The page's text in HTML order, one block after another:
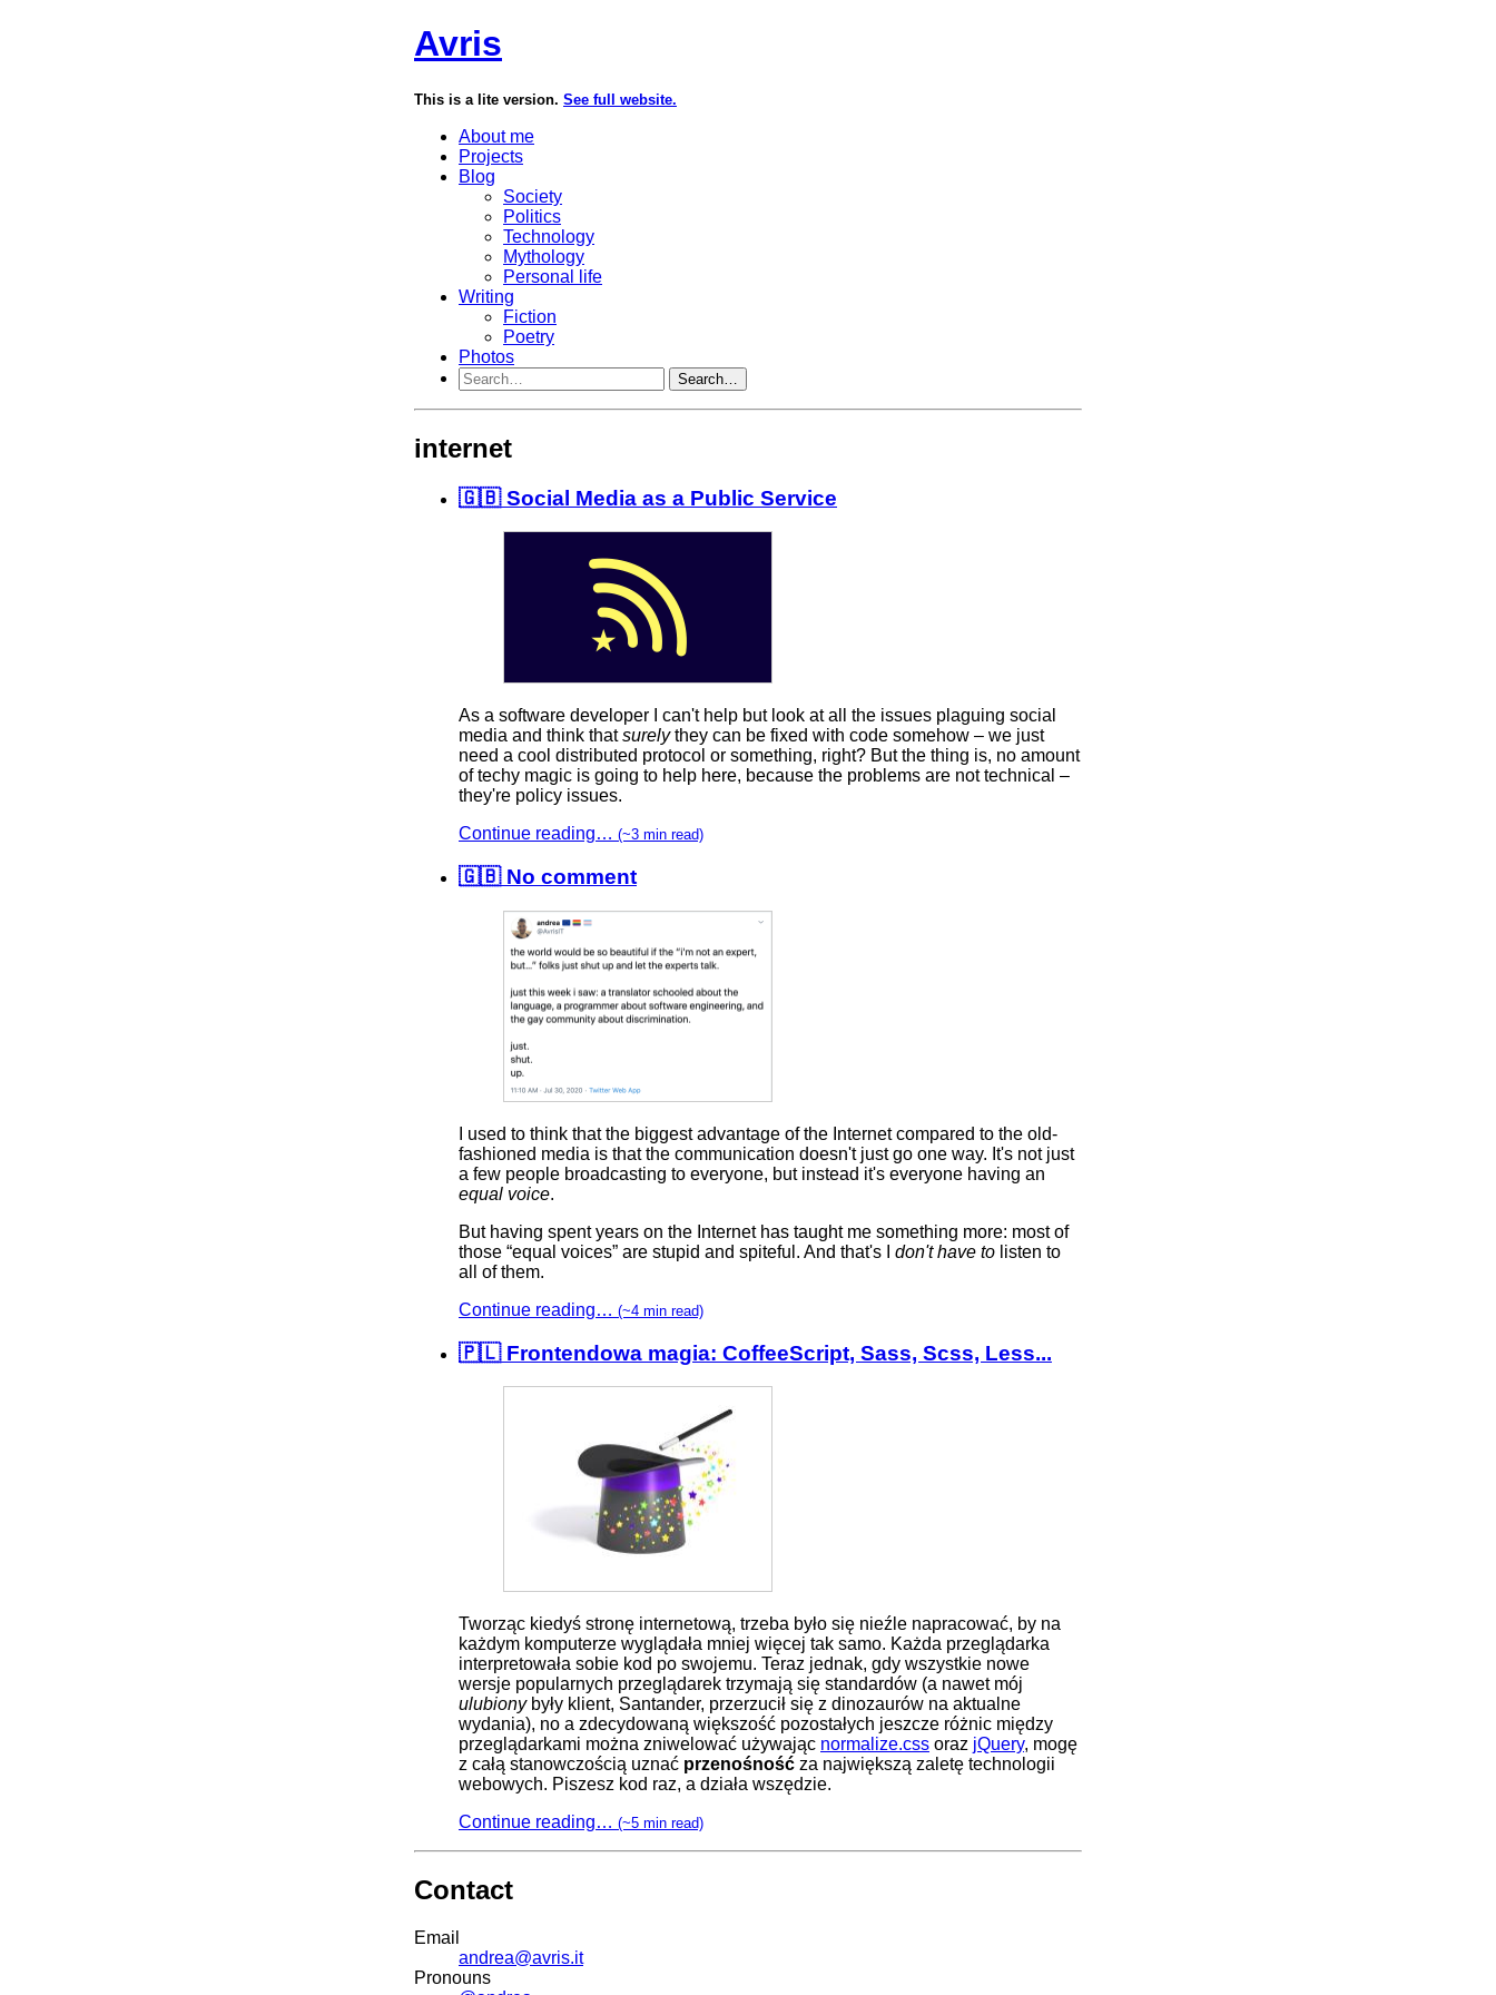
Avris
This is a lite version. See full website.
About me
Projects
Blog
Society
Politics
Technology
Mythology
Personal life
Writing
Fiction
Poetry
Photos
Search…
internet
🇬🇧 Social Media as a Public Service
As a software developer I can't help but look at all the issues plaguing social
media and think thatsurelythey can be fixed with code somehow – we just
need a cool distributed protocol or something, right? But the thing is, no amount
of techy magic is going to help here, because the problems are not technical –
they're policy issues.
Continue reading… (~3 min read)
🇬🇧 No comment
I used to think that the biggest advantage of the Internet compared to the old-
fashioned media is that the communication doesn't just go one way. It's not just
a few people broadcasting to everyone, but instead it's everyone having an
equal voice.
But having spent years on the Internet has taught me something more: most of
those “equal voices” are stupid and spiteful. And that's I don't have to listen to
all of them.
Continue reading… (~4 min read)
🇵🇱 Frontendowa magia: CoffeeScript, Sass, Scss, Less...
Tworząc kiedyś stronę internetową, trzeba było się nieźle napracować, by na
każdym komputerze wyglądała mniej więcej tak samo. Każda przeglądarka
interpretowała sobie kod po swojemu. Teraz jednak, gdy wszystkie nowe
wersje popularnych przeglądarek trzymają się standardów (a nawet mój
ulubionybyły klient, Santander, przerzucił się z dinozaurów na aktualne
wydania), no a zdecydowaną większość pozostałych jeszcze różnic między
przeglądarkami można zniwelować używając normalize.css oraz jQuery, mogę
z całą stanowczością uznać przenośność za największą zaletę technologii
webowych. Piszesz kod raz, a działa wszędzie.
Continue reading… (~5 min read)
Contact
Email
andrea@avris.it
Pronouns